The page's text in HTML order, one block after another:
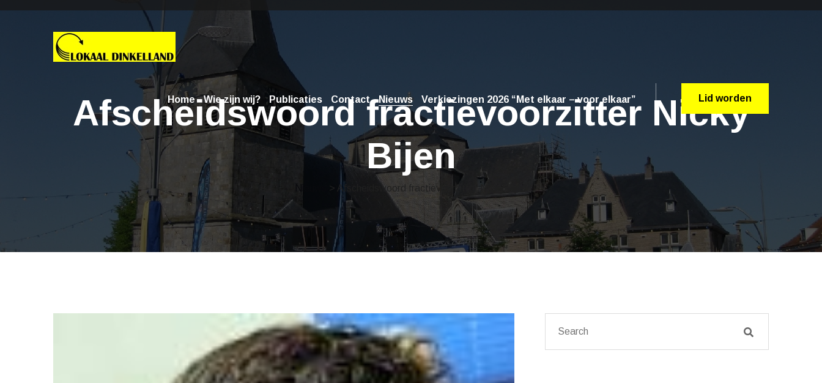
Home Wie zijn wij? Publicaties Contact Nieuws Verkiezingen 2026 “Met elkaar – voor elkaar” Lid worden
Afscheidswoord fractievoorzitter Nicky
Bijen
> Afscheidswoord fractievoorzitter Nicky Bijen